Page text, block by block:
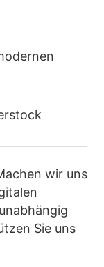
wir uns
Sie uns